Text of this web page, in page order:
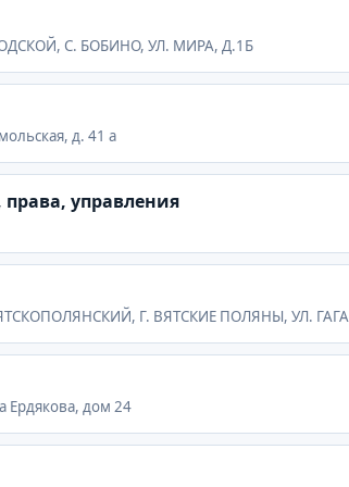
С. БОБИНО, УЛ. МИРА, Д.1Б
д. 41 а
управления
Г. ВЯТСКИЕ ПОЛЯНЫ, УЛ.
Ердякова, дом 24